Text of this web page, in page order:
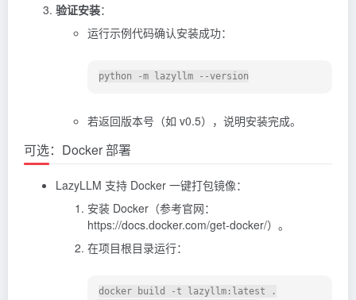
验证安装：
运行示例代码确认安装成功：
若返回版本号（如 v0.5），说明安装完成。
可选：Docker 部署
LazyLLM 支持 Docker 一键打包镜像：
安装 Docker（参考官网：
https://docs.docker.com/get-docker/）。
在项目根目录运行：
docker build -t lazyllm:latest .